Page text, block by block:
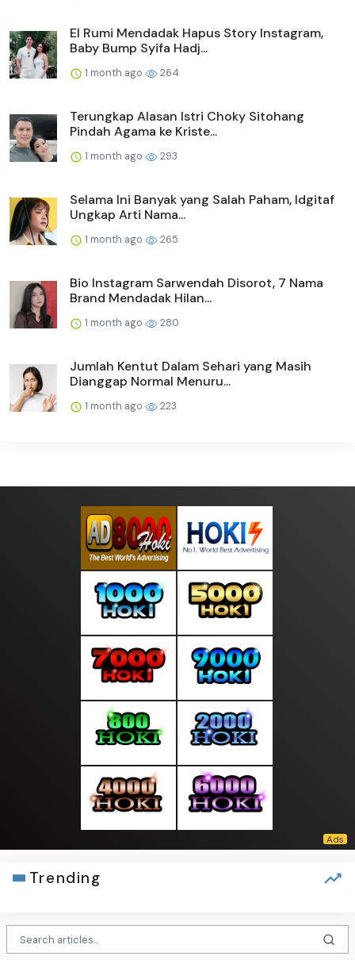
El Rumi Mendadak Hapus Story Instagram,
Baby Bump Syifa Hadj...
1 month ago 264
Terungkap Alasan Istri Choky Sitohang
Pindah Agama ke Kriste...
1 month ago 293
Selama Ini Banyak yang Salah Paham, Idgitaf
Ungkap Arti Nama...
1 month ago 265
Bio Instagram Sarwendah Disorot, 7 Nama
Brand Mendadak Hilan...
1 month ago 280
Jumlah Kentut Dalam Sehari yang Masih
Dianggap Normal Menuru...
1 month ago 223
Trending